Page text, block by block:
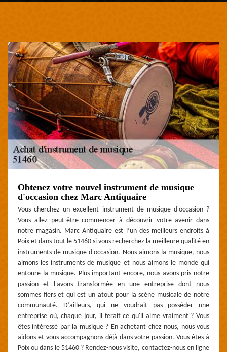
Obtenez votre nouvel instrument de musique
d'occasion chez Marc Antiquaire
Vous cherchez un excellent instrument de musique d'occasion ?
Vous allez peut-être commencer à découvrir votre avenir dans
notre magasin. Marc Antiquaire est l’un des meilleurs endroits à
Poix et dans tout le 51460 si vous recherchez la meilleure qualité en
instruments de musique d'occasion. Nous aimons la musique, nous
aimons les instruments de musique et nous aimons le monde qui
entoure la musique. Plus important encore, nous avons pris notre
passion et l'avons transformée en une entreprise dont nous
sommes fiers et qui est un atout pour la scène musicale de notre
communauté. D’ailleurs, qui ne voudrait pas posséder une
entreprise où, chaque jour, il ferait ce qu'il aime vraiment ? Vous
êtes intéressé par la musique ? En achetant chez nous, nous vous
aidons et vous accompagnons déjà dans votre passion. Vous êtes à
Poix ou dans le 51460 ? Rendez-nous visite, contactez-nous en ligne